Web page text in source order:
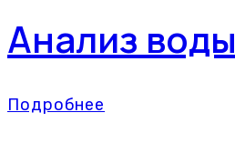
Анализ воды
Подробнее